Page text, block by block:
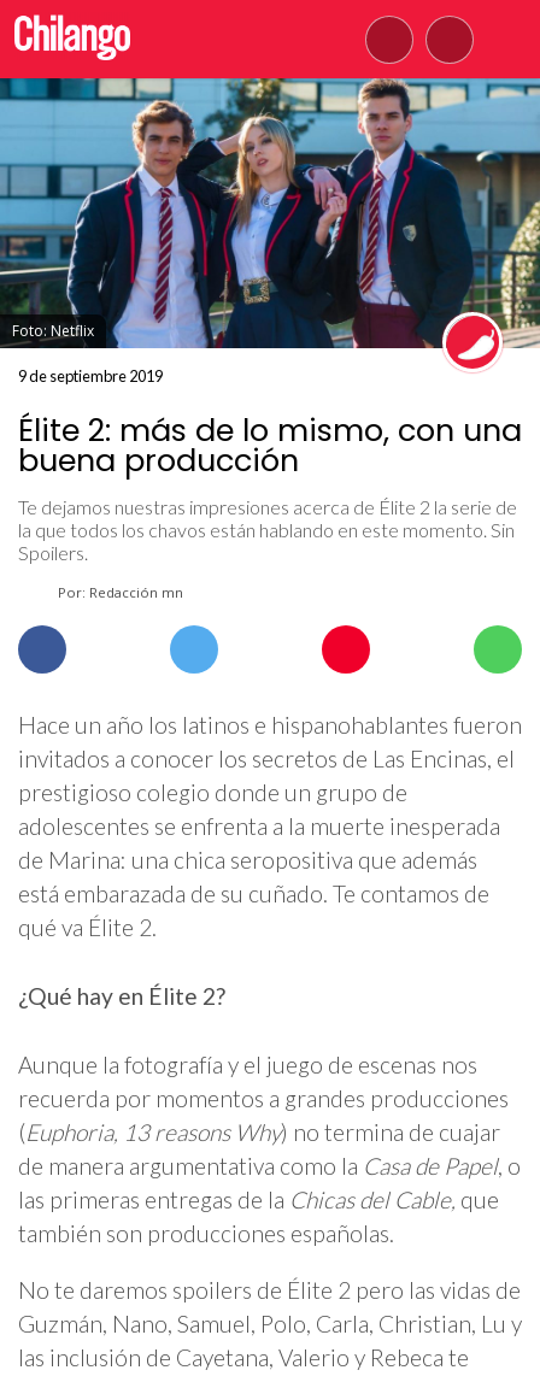
Foto: Netflix
9 de septiembre 2019
Élite 2: más de lo mismo, con una
buena producción
Te dejamos nuestras impresiones acerca de Élite 2 la serie de
la que todos los chavos están hablando en este momento. Sin
Spoilers.
Por: Redacción mn
Hace un año los latinos e hispanohablantes fueron
invitados a conocer los secretos de Las Encinas, el
prestigioso colegio donde un grupo de
adolescentes se enfrenta a la muerte inesperada
de Marina: una chica seropositiva que además
está embarazada de su cuñado. Te contamos de
qué va Élite 2.
¿Qué hay en Élite 2?
Aunque la fotografía y el juego de escenas nos
recuerda por momentos a grandes producciones
(Euphoria, 13 reasons Why) no termina de cuajar
de manera argumentativa como la Casa de Papel, o
las primeras entregas de la Chicas del Cable, que
también son producciones españolas.
No te daremos spoilers de Élite 2 pero las vidas de
Guzmán, Nano, Samuel, Polo, Carla, Christian, Lu y
las inclusión de Cayetana, Valerio y Rebeca te